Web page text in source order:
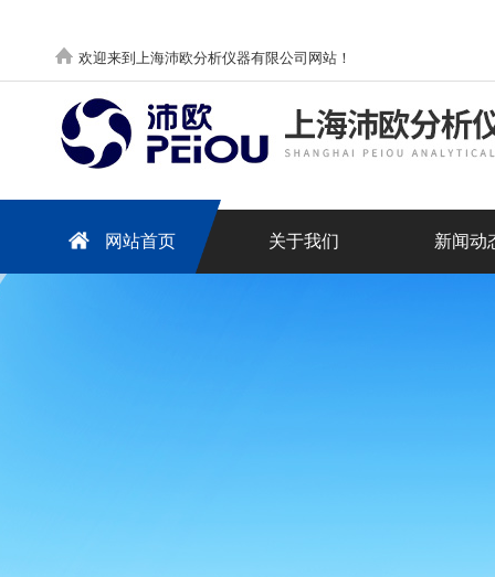
欢迎来到上海沛欧分析仪器有限公司网站！
网站首页 关于我们 新闻动